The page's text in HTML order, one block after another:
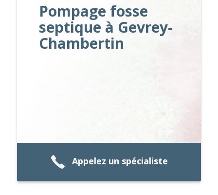
Pompage fosse
septique à Gevrey-
Chambertin
Appelez un spécialiste